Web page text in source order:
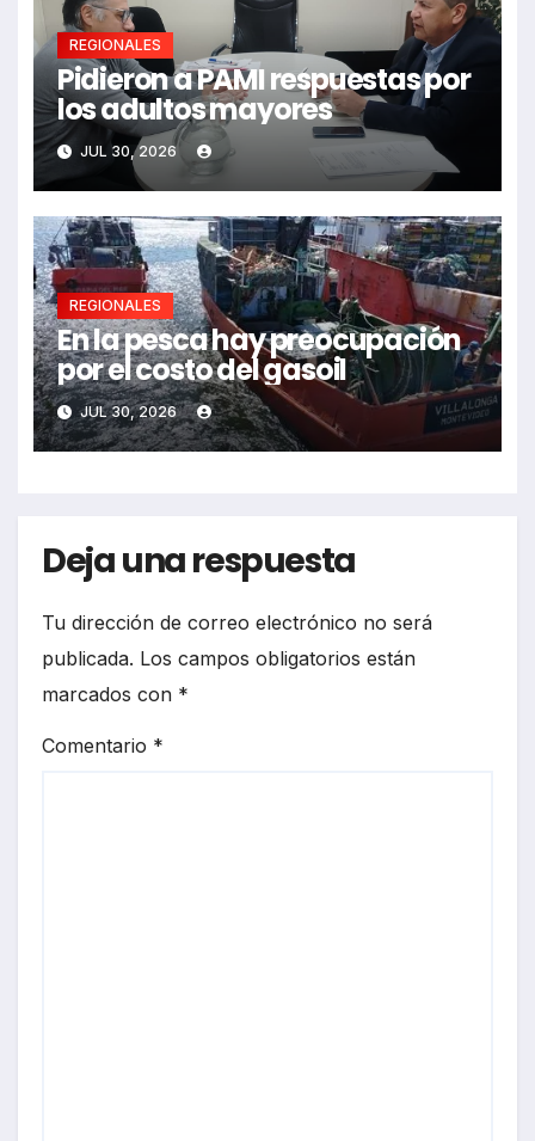
REGIONALES
Pidieron a PAMI respuestas por
los adultos mayores
JUL 30, 2026
REGIONALES
En la pesca hay preocupación
por el costo del gasoil
JUL 30, 2026
Deja una respuesta
Tu dirección de correo electrónico no será
publicada. Los campos obligatorios están
marcados con *
Comentario *